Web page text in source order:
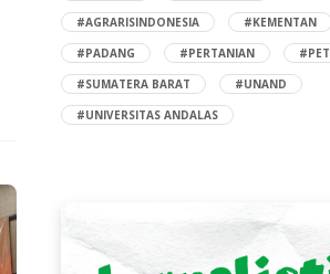
#AGRARISINDONESIA
#KEMENTAN
#PADANG
#PERTANIAN
#SUMATERA BARAT
#UNAND
#UNIVERSITAS ANDALAS